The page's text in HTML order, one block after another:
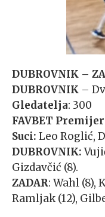
DUBROVNIK –
DUBROVNIK –
Gledatelja: 300
FAVBET
Suci: Leo Roglić,
DUBROVNIK:
Gizdavčić (8).
ZADAR: Wahl (8),
Ramljak (12),